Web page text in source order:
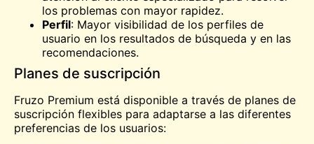
los problemas con mayor rapidez.
Perfil: Mayor visibilidad de los perfiles de
usuario en los resultados de búsqueda y en las
recomendaciones.
Planes de suscripción
Fruzo Premium está disponible a través de planes de
suscripción flexibles para adaptarse a las diferentes
preferencias de los usuarios: